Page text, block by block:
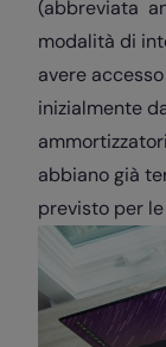
(abbreviata
modalità di
avere
inizialmente
abbiano già
previsto per